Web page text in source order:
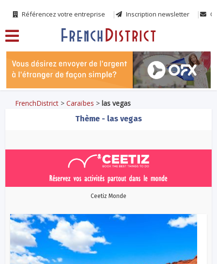
Référencez votre entreprise Inscription newsletter
FrenchDistrict >Caraïbes >las vegas
Thème - las vegas
Ceetiz Monde